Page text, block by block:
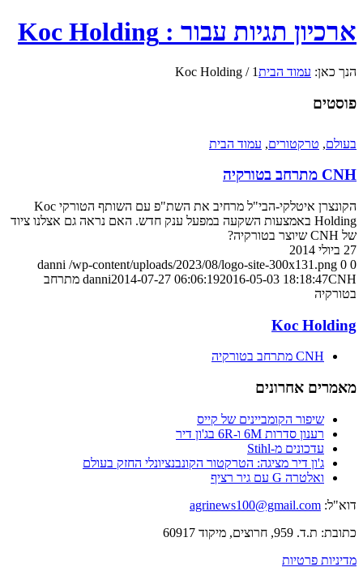
ארכיון תגיות עבור : Koc Holding
הנך כאן: עמוד הבית1
/
Koc Holding
פוסטים
בעולם, טרקטורים, עמוד הבית
CNH מתרחב בטורקיה
הקונצרן איטלקי-הבי"ל מרחיב את השת"פ עם השותף הטורקי Koc
Holding באמצעות השקעה במפעל ענק חדש. האם נראה גם אצלנו ציוד
של CNH שיוצר בטורקיה?
27 ביולי 2014
0
0
danni /wp-content/uploads/2023/08/logo-site-300x131.png
danni2014-07-27 06:06:192016-05-03 18:18:47
CNH מתרחב
בטורקיה
Koc Holding
CNH מתרחב בטורקיה
מאמרים אחרונים
שיפור הקומביינים של קייס
רענון סדרות 6M ו-6R בג'ון דיר
עדכונים מ-Stihl
ג'ון דיר מציגה: הטרקטור הקונבנציונלי החזק בעולם
ואלטרה G עם גיר רציף
דוא"ל: agrinews100@gmail.com
כתובת: ת.ד. 959, חרוצים, מיקוד 60917
מדיניות פרטיות